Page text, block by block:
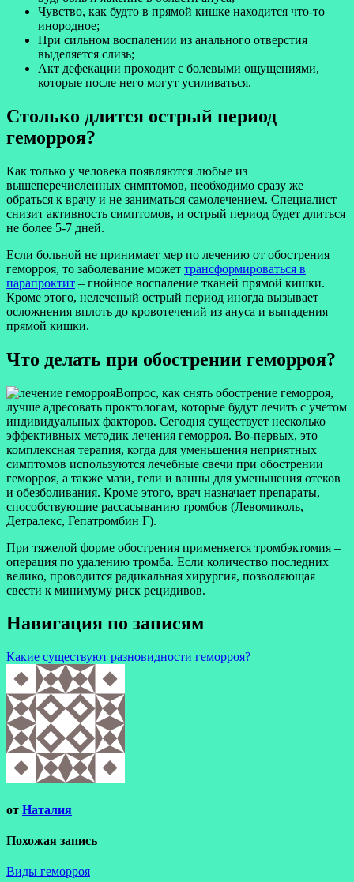
Чувство, как будто в прямой кишке находится что-то
инородное;
При сильном воспалении из анального отверстия
выделяется слизь;
Акт дефекации проходит с болевыми ощущениями,
которые после него могут усиливаться.
Столько длится острый период
геморроя?
Как только у человека появляются любые из
вышеперечисленных симптомов, необходимо сразу же
обраться к врачу и не заниматься самолечением. Специалист
снизит активность симптомов, и острый период будет длиться
не более 5-7 дней.
Если больной не принимает мер по лечению от обострения
геморроя, то заболевание может трансформироваться в
парапроктит – гнойное воспаление тканей прямой кишки.
Кроме этого, нелеченый острый период иногда вызывает
осложнения вплоть до кровотечений из ануса и выпадения
прямой кишки.
Что делать при обострении геморроя?
Вопрос, как снять обострение геморроя,
лучше адресовать проктологам, которые будут лечить с учетом
индивидуальных факторов. Сегодня существует несколько
эффективных методик лечения геморроя. Во-первых, это
комплексная терапия, когда для уменьшения неприятных
симптомов используются лечебные свечи при обострении
геморроя, а также мази, гели и ванны для уменьшения отеков
и обезболивания. Кроме этого, врач назначает препараты,
способствующие рассасыванию тромбов (Левомиколь,
Детралекс, Гепатромбин Г).
При тяжелой форме обострения применяется тромбэктомия –
операция по удалению тромба. Если количество последних
велико, проводится радикальная хирургия, позволяющая
свести к минимуму риск рецидивов.
Навигация по записям
Какие существуют разновидности геморроя?
от Наталия
Похожая запись
Виды геморроя